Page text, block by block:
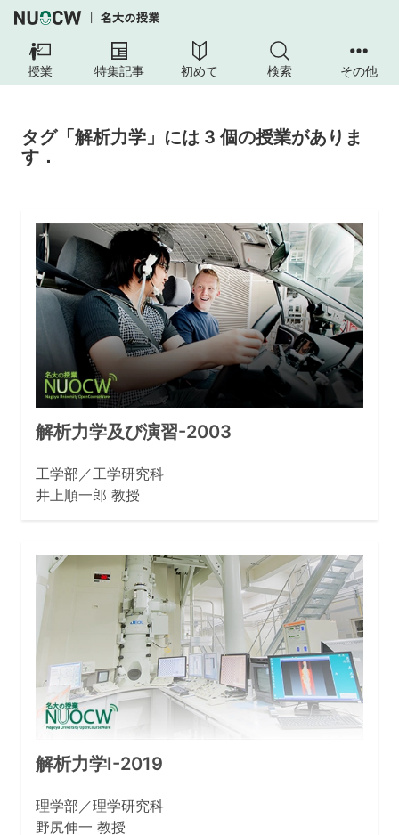
授業 特集記事 初めて 検索 その他
タグ「解析力学」には 3 個の授業がありま
す．
解析力学及び演習-2003
工学部／工学研究科
井上順一郎 教授
解析力学Ⅰ-2019
理学部／理学研究科
野尻伸一 教授